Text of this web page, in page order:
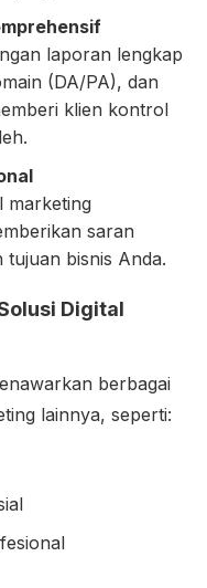
laporan lengkap
(DA/PA), dan
klien kontrol
marketing
saran
bisnis Anda.
Digital
berbagai
lainnya, seperti: